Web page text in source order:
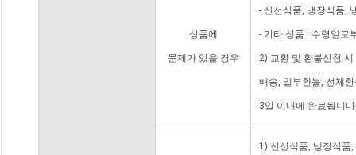
상품에
문제가 있을 경우
- 신선식품, 냉장식품,
- 기타 상품 : 수령일로
2) 교환 및 환불신청
배송, 일부환불, 전체
3일 이내에 완료됩니
1) 신선식품, 냉장식품